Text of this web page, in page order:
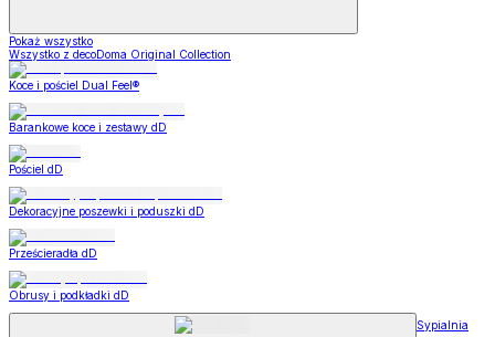
Pokaż wszystko
Wszystko z decoDoma Original Collection
Koce i pościel Dual Feel®
Barankowe koce i zestawy dD
Pościel dD
Dekoracyjne poszewki i poduszki dD
Prześcieradła dD
Obrusy i podkładki dD
Sypialnia